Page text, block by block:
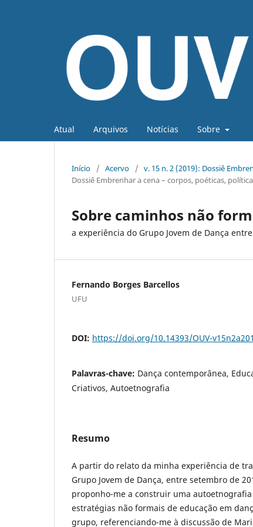
Atual Arquivos Notícias Sobre
Início / Acervo / v. 15 n. 2 (2019): Dossiê
Dossiê Embrenhar a cena – corpos, poéticas,
Sobre caminhos não
a experiência do Grupo Jovem de Dança
Fernando Borges Barcellos
UFU
DOI: https://doi.org/10.14393/OUV-
Palavras-chave: Dança contemporânea,
Criativos, Autoetnografia
Resumo
A partir do relato da minha experiência de
Grupo Jovem de Dança, entre setembro de
proponho-me a construir uma
estratégias não formais de educação em
grupo, referenciando-me à discussão de